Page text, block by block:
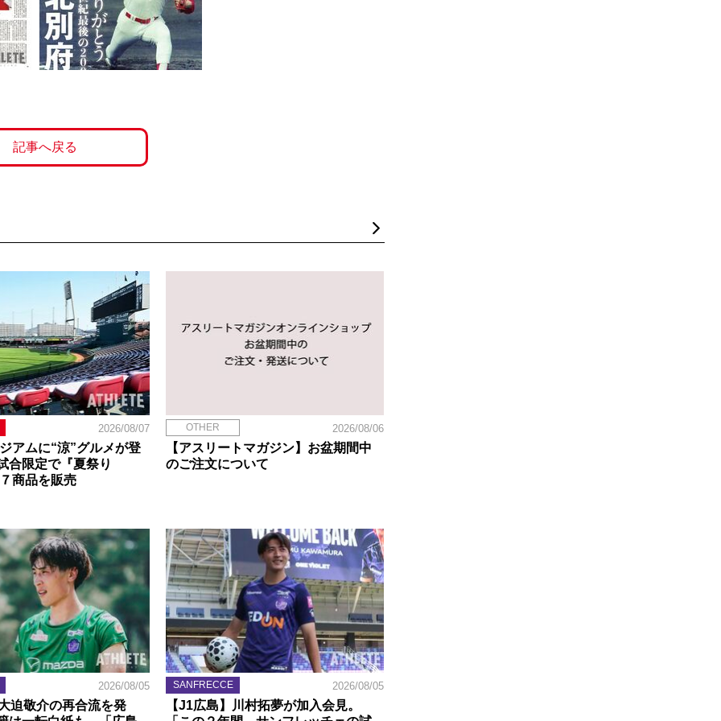
記事へ戻る
2026/08/07
アムに“涼”グルメが登
合限定で『夏祭り
商品を販売
OTHER 2026/08/06
【アスリートマガジン】お盆期間中
のご注文について
2026/08/05
迫敬介の再合流を発
SANFRECCE 2026/08/05
【J1広島】川村拓夢が加入会見。